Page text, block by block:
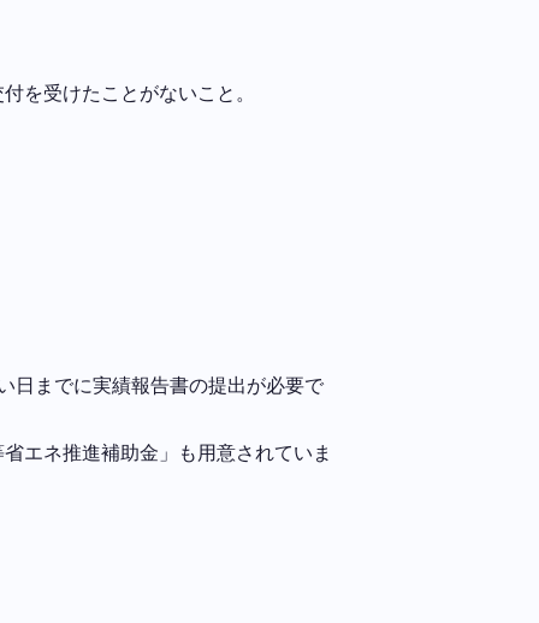
を受けたことがないこと。
日までに実績報告書の提出が必要で
エネ推進補助金」も用意されていま